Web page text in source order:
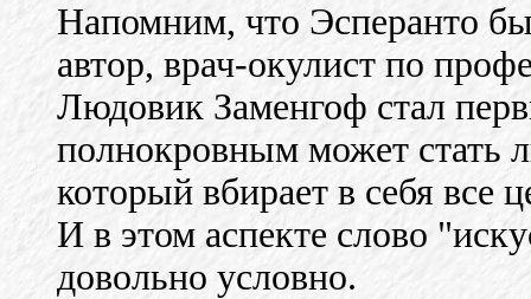
Напомним, что Эсперанто
автор, врач-окулист по
Людовик Заменгоф стал
полнокровным может стать
который вбирает в себя все
И в этом аспекте слово
довольно условно.